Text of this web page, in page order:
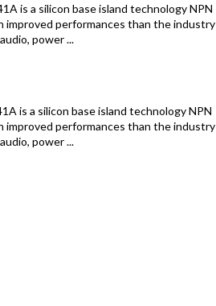
is a silicon base island technology NPN
performances than the industry
power ...
is a silicon base island technology NPN
performances than the industry
power ...